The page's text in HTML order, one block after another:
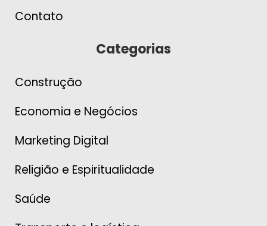
Contato
Categorias
Construção
Economia e Negócios
Marketing Digital
Religião e Espiritualidade
Saúde